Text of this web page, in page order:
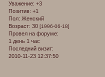
Уважение: +3
Позитив: +1
Пол: Женский
Возраст: 30 [1996-06-18]
Провел на форуме:
1 день 1 час
Последний визит:
2010-11-23 12:37:50